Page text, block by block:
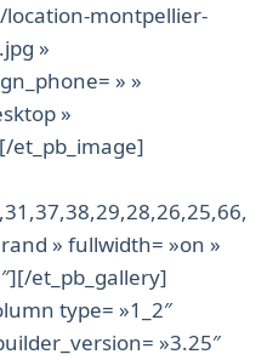
montpellier-
»
» »
»
et_pb_image]
» fullwidth= »on »
et_pb_gallery]
type= »1_2″
»3.25″